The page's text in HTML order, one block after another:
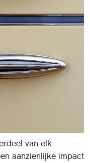
van elk
aanzienlijke impact